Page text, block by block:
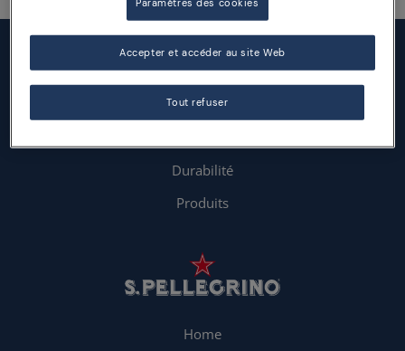
Durabilité
Produits
Home
Tout refuser
Accepter et accéder au site Web